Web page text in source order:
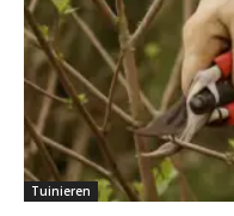
Tuinieren